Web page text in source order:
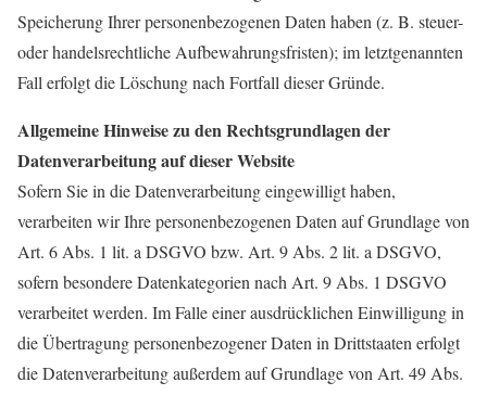
Speicherung Ihrer personenbezogenen Daten haben (z. B. steuer-
oder handelsrechtliche Aufbewahrungsfristen); im letztgenannten
Fall erfolgt die Löschung nach Fortfall dieser Gründe.
Allgemeine Hinweise zu den Rechtsgrundlagen der
Datenverarbeitung auf dieser Website
Sofern Sie in die Datenverarbeitung eingewilligt haben,
verarbeiten wir Ihre personenbezogenen Daten auf Grundlage von
Art. 6 Abs. 1 lit. a DSGVO bzw. Art. 9 Abs. 2 lit. a DSGVO,
sofern besondere Datenkategorien nach Art. 9 Abs. 1 DSGVO
verarbeitet werden. Im Falle einer ausdrücklichen Einwilligung in
die Übertragung personenbezogener Daten in Drittstaaten erfolgt
die Datenverarbeitung außerdem auf Grundlage von Art. 49 Abs.